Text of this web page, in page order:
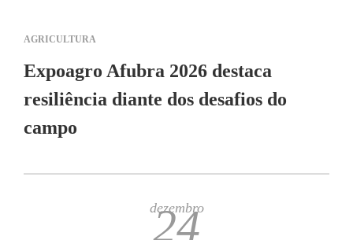
AGRICULTURA
Expoagro Afubra 2026 destaca
resiliência diante dos desafios do
campo
dezembro
24